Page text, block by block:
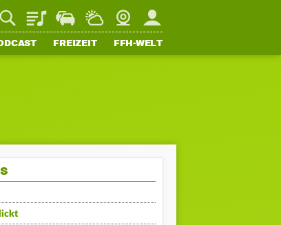
PlaylistStaupilotWetterWebcamMein FFH
FREIZEIT FFH-WELT